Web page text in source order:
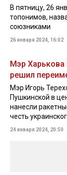
В пятницу, 26
топонимов,
союзниками
26 января 2024, 16:02
Мэр Харькова
решил
Мэр Игорь
Пушкинской в
нанесли
честь
24 января 2024, 20:50